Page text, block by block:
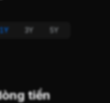
1Y 3Y 5Y
tiền